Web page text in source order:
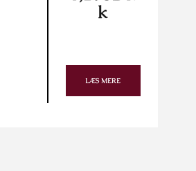
k
LÆS MERE